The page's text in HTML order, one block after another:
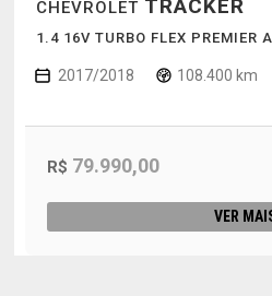
CHEVROLET TRACKER
1.4 16V TURBO FLEX PREMIER
2017/2018 108.400 km
R$ 79.990,00
VER